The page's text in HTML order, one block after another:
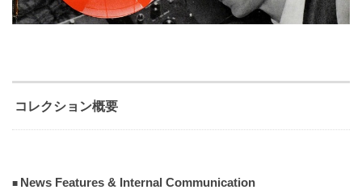
コレクション概要
News Features & Internal Communication